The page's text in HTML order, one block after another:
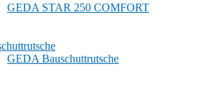
GEDA STAR 250 COMFORT
GEDA Bauschuttrutsche